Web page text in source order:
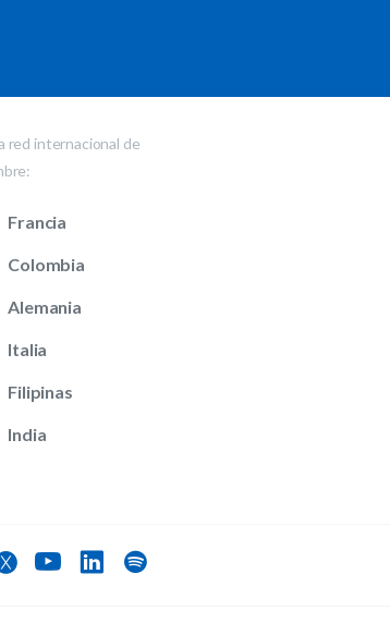
red internacional de
Francia
Colombia
Alemania
Italia
Filipinas
India